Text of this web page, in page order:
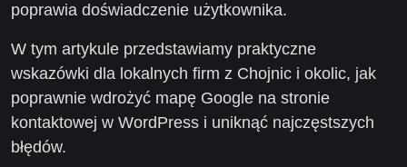
poprawia doświadczenie użytkownika.
W tym artykule przedstawiamy praktyczne
wskazówki dla lokalnych firm z Chojnic i okolic, jak
poprawnie wdrożyć mapę Google na stronie
kontaktowej w WordPress i uniknąć najczęstszych
błędów.